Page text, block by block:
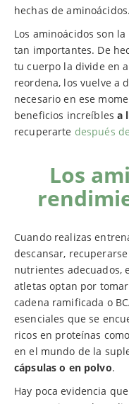
hechas de aminoácidos.
Los aminoácidos son
tan importantes. De
tu cuerpo la divide en
reordena, los vuelve a
necesario en ese
beneficios increíblesa
recuperarte después
Los
Cuando realizas
descansar,
nutrientes adecuados,
atletas optan por
cadena ramificada o
esenciales que se
ricos en proteínas
en el mundo de la
cápsulas o en polvo.
Hay poca evidencia